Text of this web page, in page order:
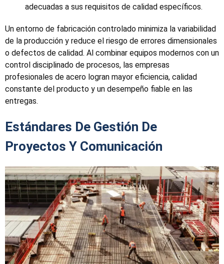
adecuadas a sus requisitos de calidad específicos.
Un entorno de fabricación controlado minimiza la variabilidad
de la producción y reduce el riesgo de errores dimensionales
o defectos de calidad. Al combinar equipos modernos con un
control disciplinado de procesos, las empresas
profesionales de acero logran mayor eficiencia, calidad
constante del producto y un desempeño fiable en las
entregas.
Estándares De Gestión De
Proyectos Y Comunicación